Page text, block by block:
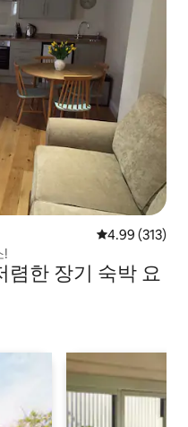
평점 4.99점(5
4.99 (313)
!
렴한 장기 숙박 요